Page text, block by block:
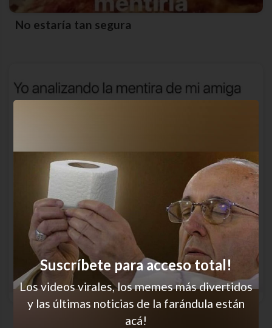
No estaría tan segura
Qué miedo mentir!
Suscríbete para acceso total!
Los videos virales, los memes más divertidos
y las últimas noticias de la farándula están
acá!